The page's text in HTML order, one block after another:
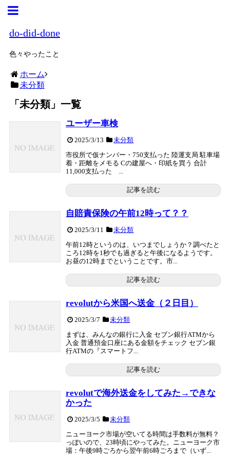
do-did-done
色々やったこと
ホーム
未分類
「 未分類」 一覧
ユーザー車検
2025/3/13
未分類
市役所で仮ナンバー・750支払った 陸運支局 駐車場
着・距離をメモる Cの建屋へ・印紙を買う 合計
11,000支払った ...
記事を読む
自賠責保険の午前12時って？？
2025/3/11
未分類
午前12時というのは、いつまでしょうか？調べたと
ころ12時を1秒でも過ぎると午後になるようです。
お昼の12時までということです。市...
記事を読む
revolutから米国へ送金（２日目）
2025/3/7
未分類
まずは、みんなの銀行に入金 セブン銀行ATMから
入金 普通預金口座にある金額をチェック セブン銀
行ATMの『スマートフ...
記事を読む
revolutで海外送金をしてみた→できな
かった
2025/3/5
未分類
ニューヨーク市場が空いてる時間は手数料が無料？
っぽいので、23時頃にやってみた。ニューヨーク市
場：午後9時ごろから翌午前6時ごろまで（いず...